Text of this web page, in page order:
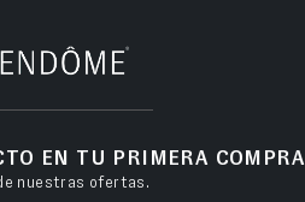
EN TU PRIMERA COMPRA
nuestras ofertas.